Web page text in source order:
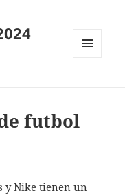
futbol
y Nike tienen un